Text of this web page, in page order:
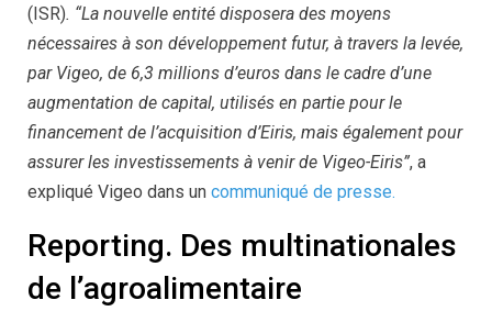
(ISR). “La nouvelle entité disposera des moyens
nécessaires à son développement futur, à travers la levée,
par Vigeo, de 6,3 millions d’euros dans le cadre d’une
augmentation de capital, utilisés en partie pour le
financement de l’acquisition d’Eiris, mais également pour
assurer les investissements à venir de Vigeo-Eiris”, a
expliqué Vigeo dans un communiqué de presse.
Reporting. Des multinationales
de l’agroalimentaire